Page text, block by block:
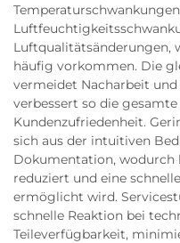
Luftqualitätsänderungen,
häufig vorkommen. Die
vermeidet Nacharbeit und
verbessert so die
Kundenzufriedenheit.
sich aus der intuitiven
Dokumentation, wodurch
reduziert und eine
ermöglicht wird.
schnelle Reaktion bei
Teileverfügbarkeit,